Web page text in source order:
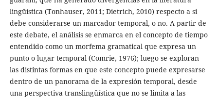
lingüística (Tonhauser, 2011; Dietrich, 2010) respecto a si
debe considerarse un marcador temporal, o no. A partir de
este debate, el análisis se enmarca en el concepto de tiempo
entendido como un morfema gramatical que expresa un
punto o lugar temporal (Comrie, 1976); luego se exploran
las distintas formas en que este concepto puede expresarse
dentro de un panorama de la expresión temporal, desde
una perspectiva translingüística que no se limita a las